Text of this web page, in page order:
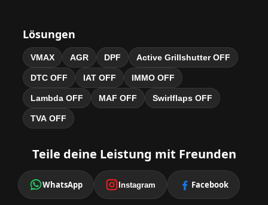
Lösungen
VMAX AGR DPF Active Grillshutter OFF
DTC OFF IAT OFF IMMO OFF
Lambda OFF MAF OFF Swirlflaps OFF
TVA OFF
Teile deine Leistung mit Freunden
WhatsApp Instagram Facebook